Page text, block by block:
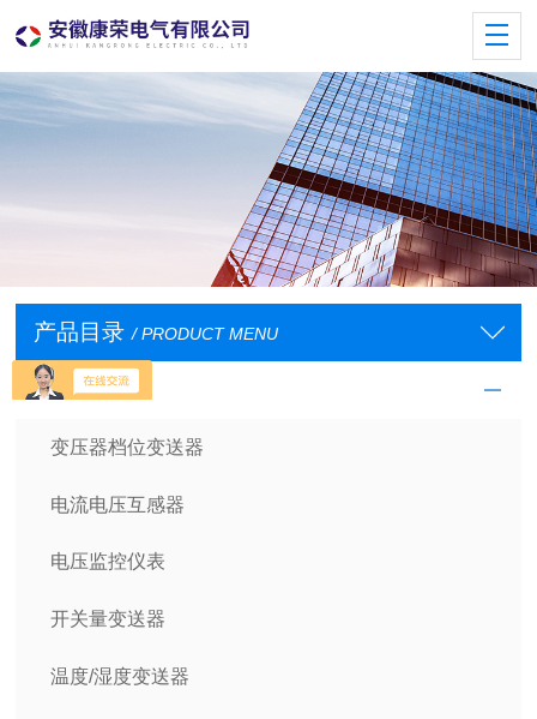
产品目录 / PRODUCT MENU
电量变送器
变压器档位变送器
电流电压互感器
电压监控仪表
开关量变送器
温度/湿度变送器